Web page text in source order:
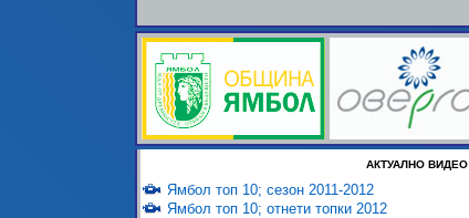
АКТУАЛНО ВИДЕО
Ямбол топ 10; сезон 2011-2012
Ямбол топ 10; отнети топки 2012